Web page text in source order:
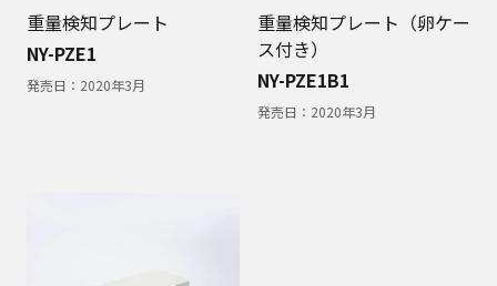
重量検知プレート
NY-PZE1
発売日： 2020年3月
重量検知プレート（卵ケー
ス付き）
NY-PZE1B1
発売日： 2020年3月